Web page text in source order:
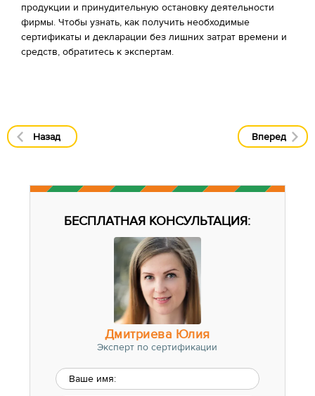
продукции и принудительную остановку деятельности
фирмы. Чтобы узнать, как получить необходимые
сертификаты и декларации без лишних затрат времени и
средств, обратитесь к экспертам.
Назад Вперед
БЕСПЛАТНАЯ КОНСУЛЬТАЦИЯ:
Дмитриева Юлия
Эксперт по сертификации